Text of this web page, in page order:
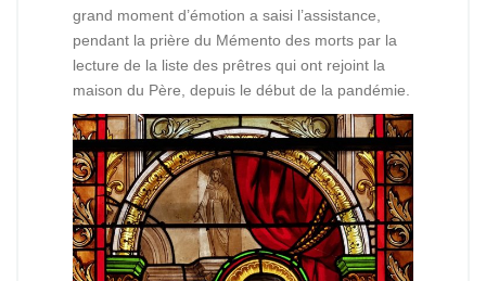
grand moment d’émotion a saisi l’assistance,
pendant la prière du Mémento des morts par la
lecture de la liste des prêtres qui ont rejoint la
maison du Père, depuis le début de la pandémie.